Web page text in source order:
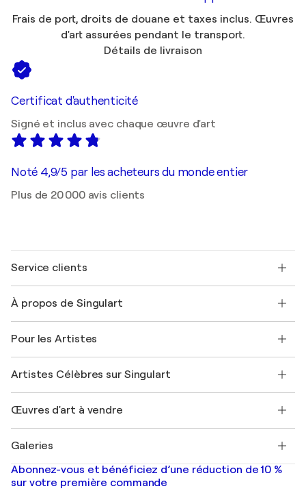
Frais de port, droits de douane et taxes inclus. Œuvres
d'art assurées pendant le transport.
Détails de livraison
Certificat d'authenticité
Signé et inclus avec chaque œuvre d'art
Noté 4,9/5 par les acheteurs du monde entier
Plus de 20 000 avis clients
Service clients
Expédition
Offrir une carte cadeau
Rejoignez notre programme commercial
Mon compte
+33 1 76 44 06 42
À propos de Singulart
FAQ
Magazine Singulart
Emplois
Découvrez une sélection d'art original
Pour les Artistes
Se connecter en tant qu'Artiste
Artistes Célèbres sur Singulart
Marc Chagall
Banksy
Mr. Brainwash
Shepard Fairey
Œuvres d'art à vendre
Tableaux abstraits à vendre
Peintures de paysage
Estampes
Galeries
Galeries d'art en France
Galeries d'art en Belgique
Abonnez-vous et bénéficiez d’une réduction de 10 %
sur votre première commande